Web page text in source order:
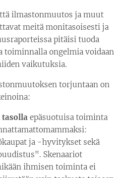
ilmastonmuutos ja muut
meitä monitasoisesti ja
pitäisi tuoda
toiminnalla ongelmia voidaan
vaikutuksia.
torjuntaan on
tasolla epäsuotuisa toiminta
ja -hyvitykset sekä
Skenaariot
ihmisen toiminta ei